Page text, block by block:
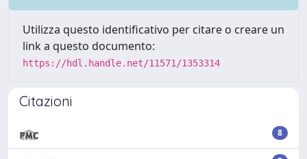
Utilizza questo identificativo per citare o creare un
link a questo documento:
https://hdl.handle.net/11571/1353314
Citazioni
8